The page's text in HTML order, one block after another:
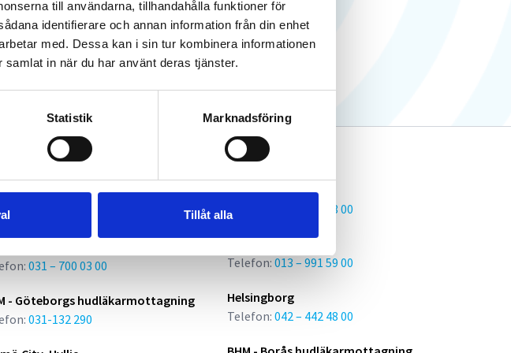
till användarna, tillhandahålla funktioner för
identifierare och annan information från din enhet
med. Dessa kan i sin tur kombinera informationen
in när du har använt deras tjänster.
Statistik Marknadsföring
Tillåt alla
City, Hötorget, Sickla
031 – 700 03 00
- Göteborgs hudläkarmottagning
031-132 290
Skövde
Telefon:
031 – 700 03 00
Telefon: 013 – 991 59 00
Helsingborg
Telefon: 042 – 442 48 00